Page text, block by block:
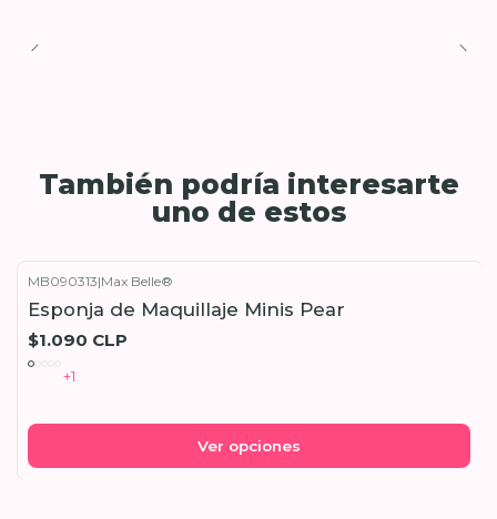
También podría interesarte
uno de estos
MB090313|Max Belle®
Esponja de Maquillaje Minis Pear
$1.090 CLP
+1
Ver opciones